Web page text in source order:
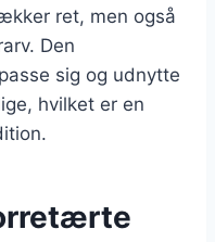
ret, men også
Den
sig og udnytte
hvilket er en